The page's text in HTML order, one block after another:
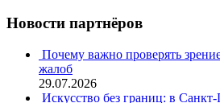
Новости партнёров
Почему важно проверять
жалоб
29.07.2026
Искусство без границ: в